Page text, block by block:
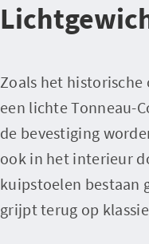
Zoals het
een lichte Tonneau-
de bevestiging
ook in het interieur
kuipstoelen bestaan
grijpt terug op